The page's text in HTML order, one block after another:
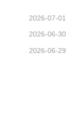
2026-07-01
2026-06-30
2026-06-29